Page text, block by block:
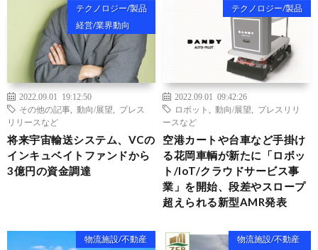
テクノロジー/製品
経営/業界動向
2022.09.01 19:12:50
その他の記事
動向/展望
プレス
リリースなど
将来宇宙輸送システム、VCの
インキュベイトファンドから
3億円の資金調達
テクノロジー/製品
2022.09.01 09:42:26
ロボット
動向/展望
プレスリリ
ースなど
空港カートや台車など手掛け
る花岡車輌が新たに「ロボッ
ト/IoT/クラウドサービス事
業」を開始、段差やスロープ
超えられる新型AMR発表
物流施設/不動産
物流施設/不動産